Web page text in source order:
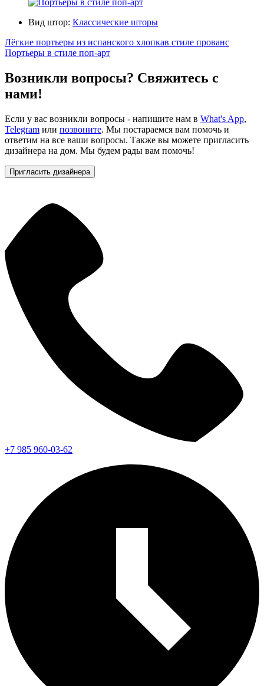
Вид штор: Классические шторы
Лёгкие портьеры из испанского хлопкав стиле прованс
Портьеры в стиле поп-арт
Возникли вопросы? Свяжитесь с
нами!
Если у вас возникли вопросы - напишите нам в What's App,
Telegram или позвоните. Мы постараемся вам помочь и
ответим на все ваши вопросы. Также вы можете пригласить
дизайнера на дом. Мы будем рады вам помочь!
Пригласить дизайнера
+7 985 960-03-62